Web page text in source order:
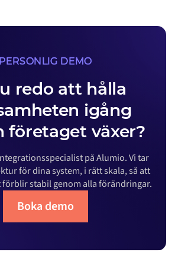
PERSONLIG DEMO
redo att hålla
igång
företaget växer?
på Alumio. Vi tar
för dina system, i rätt skala, så att
stabil genom alla förändringar.
Boka demo